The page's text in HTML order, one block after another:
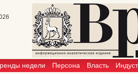
недели Персона Власть